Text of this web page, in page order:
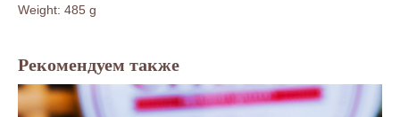
Weight: 485 g
Рекомендуем также